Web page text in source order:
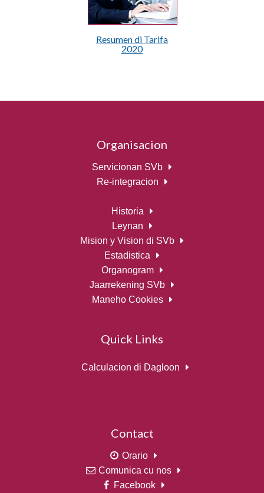
Resumen di Tarifa
2020
Organisacion
Servicionan SVb
Re-integracion
Historia
Leynan
Mision y Vision di SVb
Estadistica
Organogram
Jaarrekening SVb
Maneho Cookies
Quick Links
Calculacion di Dagloon
Contact
Orario
Comunica cu nos
Facebook